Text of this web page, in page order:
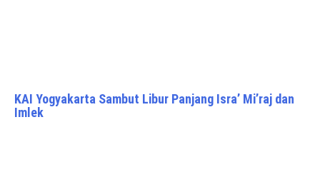
KAI Yogyakarta Sambut Libur Panjang Isra’ Mi’raj dan
Imlek